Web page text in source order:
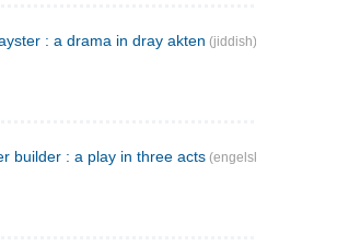
: a drama in dray akten (jiddish)
builder : a play in three acts (engelsk)